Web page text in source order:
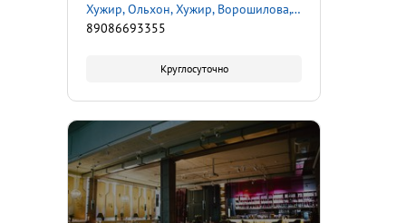
Хужир, Ольхон, Хужир, Ворошилова, 18
89086693355
Круглосуточно